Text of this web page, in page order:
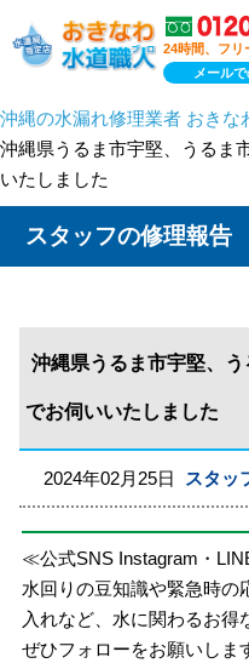
24時間、フリ
メール
沖縄の水漏れ修理業者 おきな
沖縄県うるま市宇堅、うるま
いたしました
スタッフの修理報告
沖縄県うるま市宇堅、
でお伺いいたしました
2024年02月25日 スタッ
≪公式SNS Instagram・
水回りの豆知識や緊急時の
入れなど、水に関わるお得
ぜひフォローをお願いしま